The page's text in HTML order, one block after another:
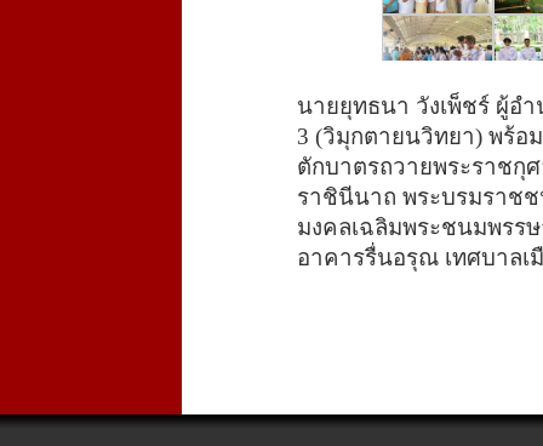
นายยุทธนา วังเพ็ชร์ ผู้อ
3 (วิมุกตายนวิทยา) พร้
ตักบาตรถวายพระราชกุ
ราชินีนาถ พระบรมราช
มงคลเฉลิมพระชนมพร
อาคารรื่นอรุณ เทศบาลเ